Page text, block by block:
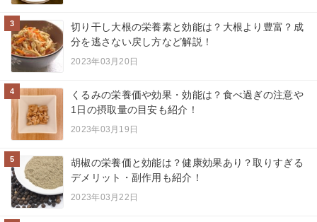
3
切り干し大根の栄養素と効能は？大根より豊富？成
分を逃さない戻し方など解説！
2023年03月20日
4
くるみの栄養価や効果・効能は？食べ過ぎの注意や
1日の摂取量の目安も紹介！
2023年03月19日
5
胡椒の栄養価と効能は？健康効果あり？取りすぎる
デメリット・副作用も紹介！
2023年03月22日